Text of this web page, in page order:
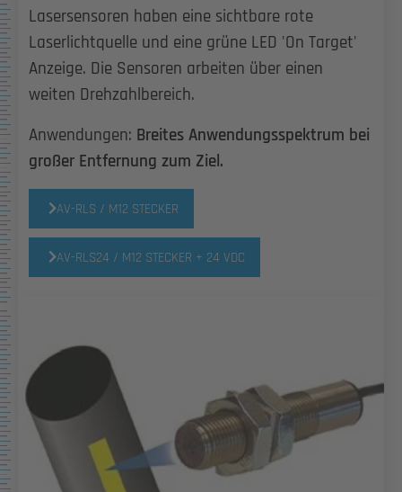
Lasersensoren haben eine sichtbare rote
Laserlichtquelle und eine grüne LED 'On Target'
Anzeige. Die Sensoren arbeiten über einen
weiten Drehzahlbereich.
Anwendungen: Breites Anwendungsspektrum bei
großer Entfernung zum Ziel.
AV-RLS / M12 STECKER
AV-RLS24 / M12 STECKER + 24 VDC